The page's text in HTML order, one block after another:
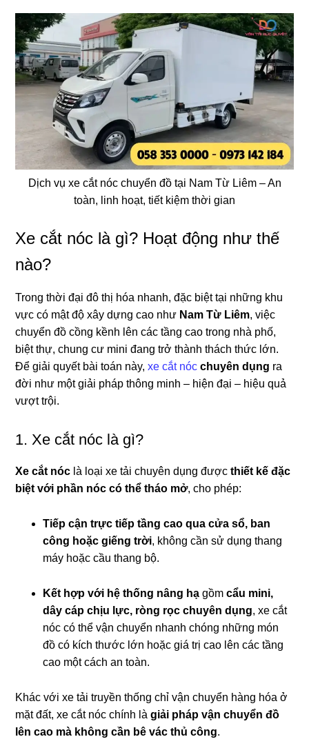
Dịch vụ xe cắt nóc chuyển đồ tại Nam Từ Liêm – An
toàn, linh hoạt, tiết kiệm thời gian
Xe cắt nóc là gì? Hoạt động như thế
nào?
Trong thời đại đô thị hóa nhanh, đặc biệt tại những khu
vực có mật độ xây dựng cao như Nam Từ Liêm, việc
chuyển đồ cồng kềnh lên các tầng cao trong nhà phố,
biệt thự, chung cư mini đang trở thành thách thức lớn.
Để giải quyết bài toán này,xe cắt nóc chuyên dụng ra
đời như một giải pháp thông minh – hiện đại – hiệu quả
vượt trội.
1. Xe cắt nóc là gì?
Xe cắt nóc là loại xe tải chuyên dụng đượcthiết kế đặc
biệt với phần nóc có thể tháo mở, cho phép:
Tiếp cận trực tiếp tầng cao qua cửa sổ, ban
công hoặc giếng trời, không cần sử dụng thang
máy hoặc cầu thang bộ.
Kết hợp với hệ thống nâng hạ gồmcẩu mini,
dây cáp chịu lực, ròng rọc chuyên dụng, xe cắt
nóc có thể vận chuyển nhanh chóng những món
đồ có kích thước lớn hoặc giá trị cao lên các tầng
cao một cách an toàn.
Khác với xe tải truyền thống chỉ vận chuyển hàng hóa ở
mặt đất, xe cắt nóc chính làgiải pháp vận chuyển đồ
lên cao mà không cần bê vác thủ công.